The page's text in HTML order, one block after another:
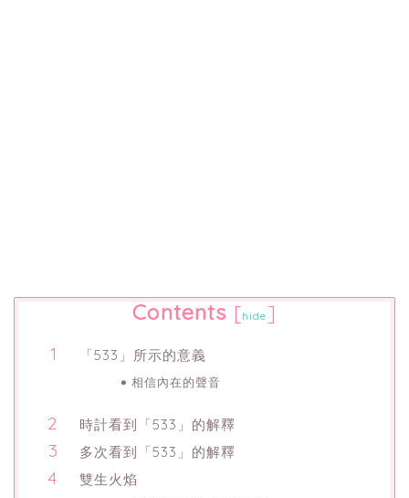
Contents [hide ]
「533」所示的意義
相信內在的聲音
時計看到「533」的解釋
多次看到「533」的解釋
雙生火焰